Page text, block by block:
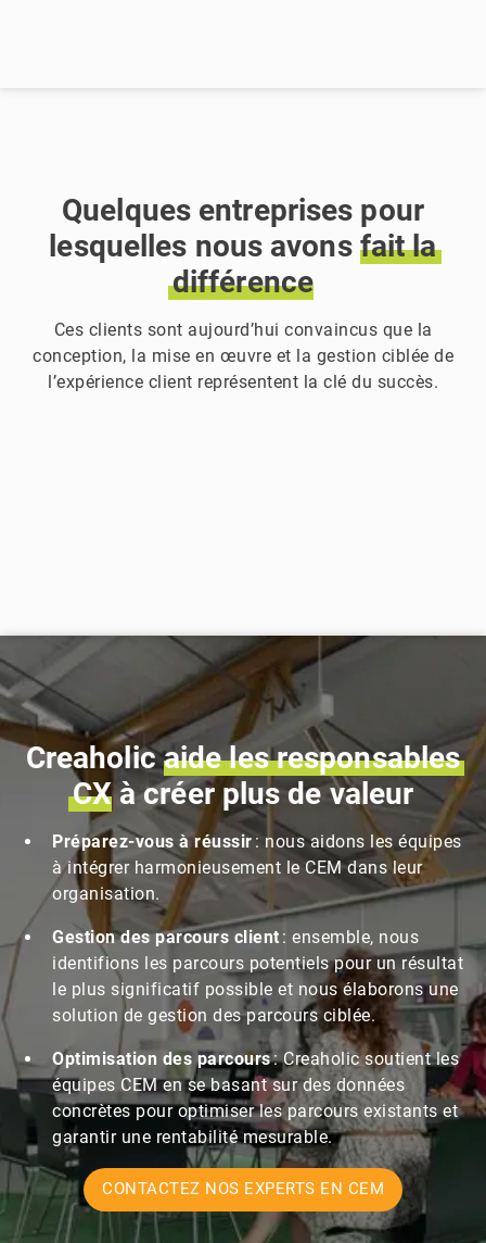
Quelques entreprises pour
lesquelles nous avons fait la
différence
Ces clients sont aujourd’hui convaincus que la
conception, la mise en œuvre et la gestion ciblée de
l’expérience client représentent la clé du succès.
Creaholicaide les responsables
CXà créer plus de valeur
Préparez-vous à réussir : nous aidons les équipes
à intégrer harmonieusement le CEM dans leur
organisation.
Gestion des parcours client : ensemble, nous
identifions les parcours potentiels pour un résultat
le plus significatif possible et nous élaborons une
solution de gestion des parcours ciblée.
Optimisation des parcours: Creaholic soutient les
équipes CEM en se basant sur des données
concrètes pour optimiser les parcours existants et
garantir une rentabilité mesurable.
CONTACTEZ NOS EXPERTS EN CEM